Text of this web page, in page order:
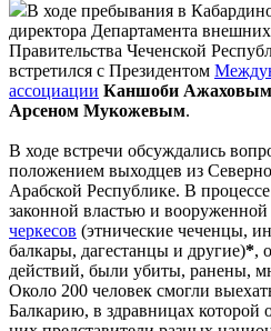
В ходе пребывания в
директора Департамента
Правительства Чеченской
встретился с Президентом
ассоциации Каншоби Ажаховым
Арсеном Мукожевым.
В ходе встречи обсуждались
положением выходцев из
Арабской Республике. В
законной властью и
черкесов (этнические чеченцы,
балкары, дагестанцы и другие)*,
действий, были убиты, ранены,
Около 200 человек смогли
Балкарию, в здравницах